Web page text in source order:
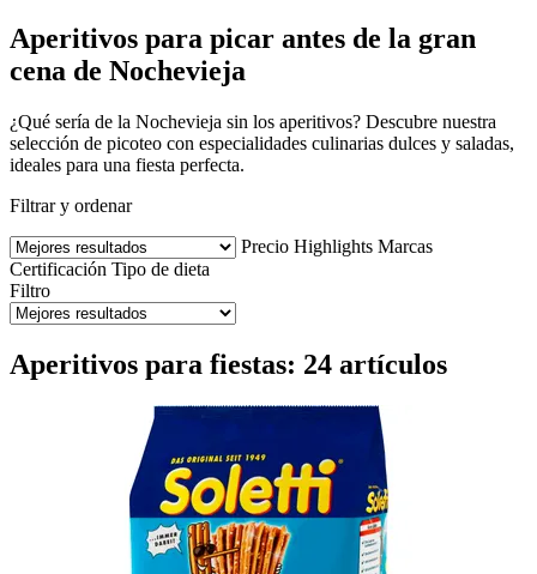
Aperitivos para picar antes de la gran
cena de Nochevieja
¿Qué sería de la Nochevieja sin los aperitivos? Descubre nuestra
selección de picoteo con especialidades culinarias dulces y saladas,
ideales para una fiesta perfecta.
Filtrar y ordenar
Precio Highlights Marcas
Certificación Tipo de dieta
Filtro
Aperitivos para fiestas: 24 artículos